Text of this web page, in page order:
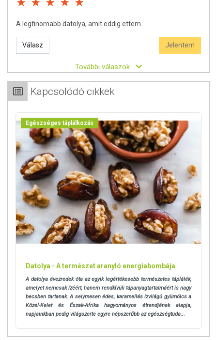
A legfinomabb datolya, amit eddig ettem.
Válasz Jelentem
További válaszok
Kapcsolódó cikkek
Egészséges táplálkozás
Datolya - A természet aranyló energiabombája
A datolya évezredek óta az egyik legértékesebb természetes táplálék,
amelyet nemcsak ízéért, hanem rendkívüli tápanyagtartalmáért is nagy
becsben tartanak. A selymesen édes, karamellás ízvilágú gyümölcs a
Közel-Kelet és Észak-Afrika hagyományos étrendjének alapja,
napjainkban pedig világszerte egyre népszerűbb az egészségtuda...